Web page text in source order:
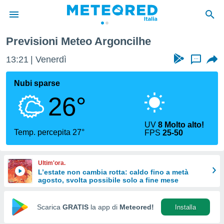
di
per
le
di
Web
Previsioni Meteo Argoncilhe
13:21 Venerdì ...
Nubi sparse
26°
Temp. percepita 27°
UV8 Molto alto!
FPS25-50
Ultim'ora.
L’estate non cambia rotta: caldo fino a metà
agosto, svolta possibile solo a fine mese
Scarica GRATIS la app di Meteored! Installa